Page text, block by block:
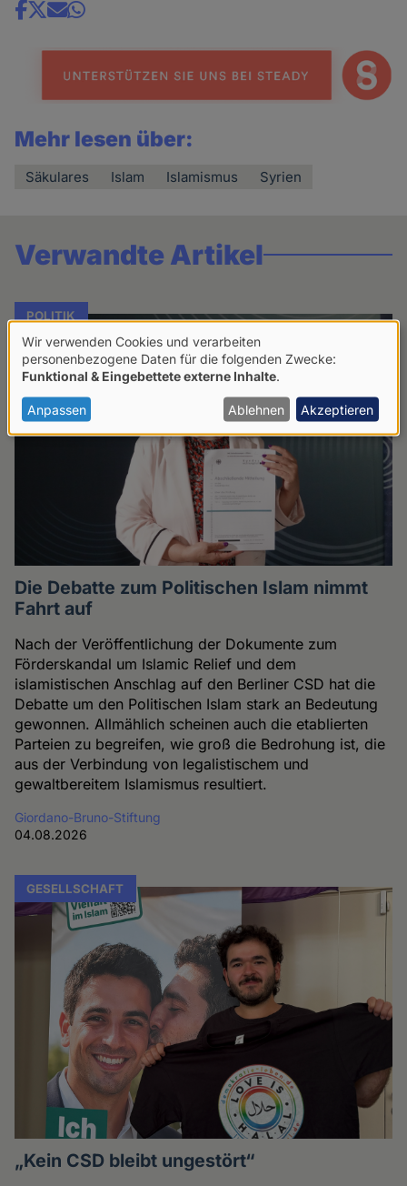
Share
news
Mehr lesen über:
Säkulares Islam Islamismus Syrien
Verwandte Artikel
POLITIK
Die Debatte zum Politischen Islam nimmt
Fahrt auf
Nach der Veröffentlichung der Dokumente zum
Förderskandal um Islamic Relief und dem
islamistischen Anschlag auf den Berliner CSD hat die
Debatte um den Politischen Islam stark an Bedeutung
gewonnen. Allmählich scheinen auch die etablierten
Parteien zu begreifen, wie groß die Bedrohung ist, die
aus der Verbindung von legalistischem und
gewaltbereitem Islamismus resultiert.
Giordano-Bruno-Stiftung
04.08.2026
GESELLSCHAFT
„Kein CSD bleibt ungestört“
Verwendung
von
personenbezogenen
Daten
Wir verwenden Cookies und verarbeiten
personenbezogene Daten für die folgenden Zwecke:
Funktional & Eingebettete externe Inhalte.
Anpassen Ablehnen Akzeptieren